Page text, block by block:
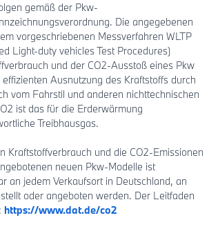
gemäß der Pkw-
Die angegebenen
vorgeschriebenen Messverfahren WLTP
Light-duty vehicles Test Procedures)
und der CO2-Ausstoß eines Pkw
Ausnutzung des Kraftstoffs durch
vom Fahrstil und anderen nichttechnischen
ist das für die Erderwärmung
Treibhausgas.
Kraftstoffverbrauch und die CO2-Emissionen
neuen Pkw-Modelle ist
an jedem Verkaufsort in Deutschland, an
oder angeboten werden. Der Leitfaden
https://www.dat.de/co2